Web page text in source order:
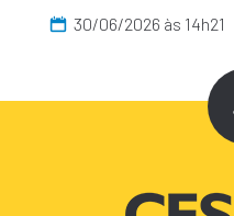
30/06/2026 às 14h21